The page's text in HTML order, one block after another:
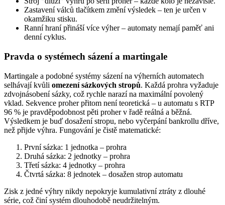
Zastavení válců tlačítkem změní výsledek – ten je určen v
okamžiku stisku.
Ranní hraní přináší více výher – automaty nemají paměť ani
denní cyklus.
Pravda o systémech sázení a martingale
Martingale a podobné systémy sázení na výherních automatech
selhávají kvůli omezení sázkových stropů. Každá prohra vyžaduje
zdvojnásobení sázky, což rychle narazí na maximální povolený
vklad. Sekvence proher přitom není teoretická – u automatu s RTP
96 % je pravděpodobnost pěti proher v řadě reálná a běžná.
Výsledkem je buď dosažení stropu, nebo vyčerpání bankrollu dříve,
než přijde výhra. Fungování je čistě matematické:
První sázka: 1 jednotka – prohra
Druhá sázka: 2 jednotky – prohra
Třetí sázka: 4 jednotky – prohra
Čtvrtá sázka: 8 jednotek – dosažen strop automatu
Zisk z jedné výhry nikdy nepokryje kumulativní ztráty z dlouhé
série, což činí systém dlouhodobě neudržitelným.